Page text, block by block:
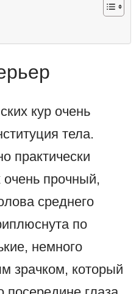
кур очень
тела.
практически
очень прочный,
среднего
по
немного
зрачком, который